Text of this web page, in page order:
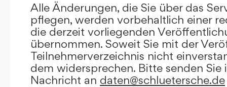
Alle Änderungen, die Sie über das
pflegen, werden vorbehaltlich einer
die derzeit vorliegenden
übernommen. Soweit Sie mit der
Teilnehmerverzeichnis nicht
dem widersprechen. Bitte senden Sie
Nachricht an daten@schluetersche.de